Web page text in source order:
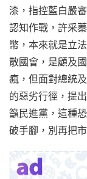
漆，指控藍白嚴
認知作戰，許采
幣，本來就是立
散國會，是顧及
瘋，但面對總統
的惡劣行徑，提
籲民進黨，這種
破手腳，別再把